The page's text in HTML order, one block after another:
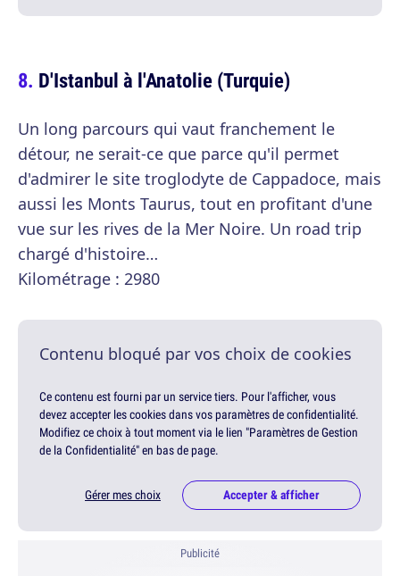
D'Istanbul à l'Anatolie (Turquie)
Un long parcours qui vaut franchement le
détour, ne serait-ce que parce qu'il permet
d'admirer le site troglodyte de Cappadoce, mais
aussi les Monts Taurus, tout en profitant d'une
vue sur les rives de la Mer Noire. Un road trip
chargé d'histoire…
Kilométrage : 2980
Contenu bloqué par vos choix de cookies
Ce contenu est fourni par un service tiers. Pour l'afficher, vous
devez accepter les cookies dans vos paramètres de confidentialité.
Modifiez ce choix à tout moment via le lien "Paramètres de Gestion
de la Confidentialité" en bas de page.
Gérer mes choix Accepter & afficher
Publicité